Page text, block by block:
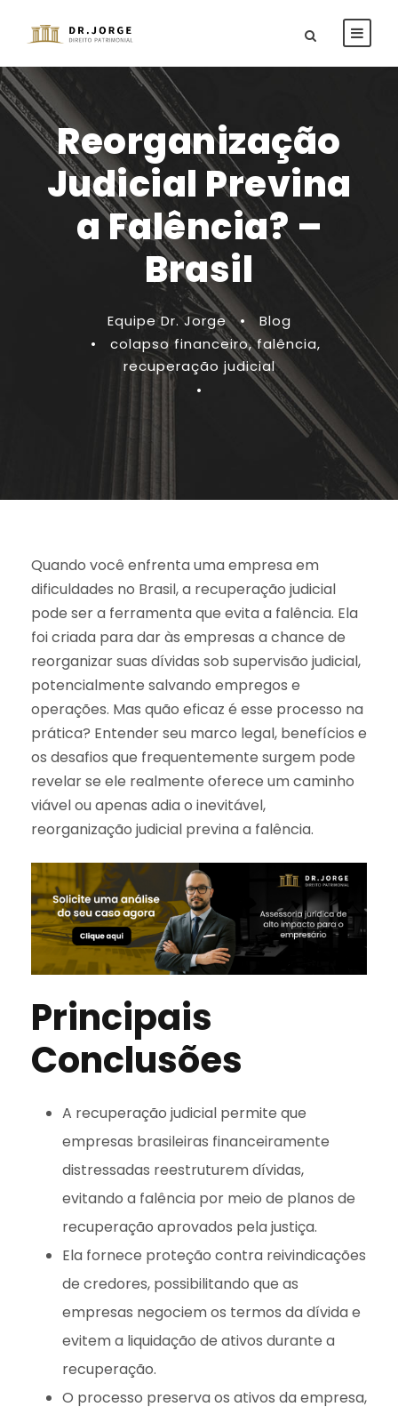
Reorganização
Judicial Previna
a Falência? –
Brasil
Equipe Dr. Jorge •
Blog
•
colapso financeiro, falência,
recuperação judicial
•
Quando você enfrenta uma empresa em
dificuldades no Brasil, a recuperação judicial
pode ser a ferramenta que evita a falência. Ela
foi criada para dar às empresas a chance de
reorganizar suas dívidas sob supervisão judicial,
potencialmente salvando empregos e
operações. Mas quão eficaz é esse processo na
prática? Entender seu marco legal, benefícios e
os desafios que frequentemente surgem pode
revelar se ele realmente oferece um caminho
viável ou apenas adia o inevitável,
reorganização judicial previna a falência.
Principais
Conclusões
A recuperação judicial permite que
empresas brasileiras financeiramente
distressadas reestruturem dívidas,
evitando a falência por meio de planos de
recuperação aprovados pela justiça.
Ela fornece proteção contra reivindicações
de credores, possibilitando que as
empresas negociem os termos da dívida e
evitem a liquidação de ativos durante a
recuperação.
O processo preserva os ativos da empresa,